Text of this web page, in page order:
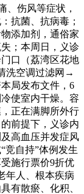
、伤风等症状，
抗菌、抗病毒；
添加剂，通俗家
；本周日，义诊
口（荔湾区花地
洗空调过滤网→
局发布文件，6
使室内干燥。容
正在满脚所外行
前提下，义诊内
高血压并发症风
竞自持”体例发生
施行票价9折优
年人、根本疾病
有散瘀、化积、